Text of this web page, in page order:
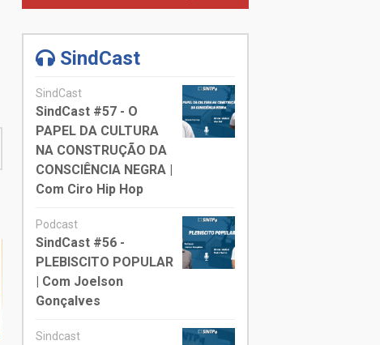
SindCast
SindCast
SindCast #57 - O
PAPEL DA CULTURA
NA CONSTRUÇÃO DA
CONSCIÊNCIA NEGRA |
Com Ciro Hip Hop
Podcast
SindCast #56 -
PLEBISCITO POPULAR
| Com Joelson
Gonçalves
Sindcast